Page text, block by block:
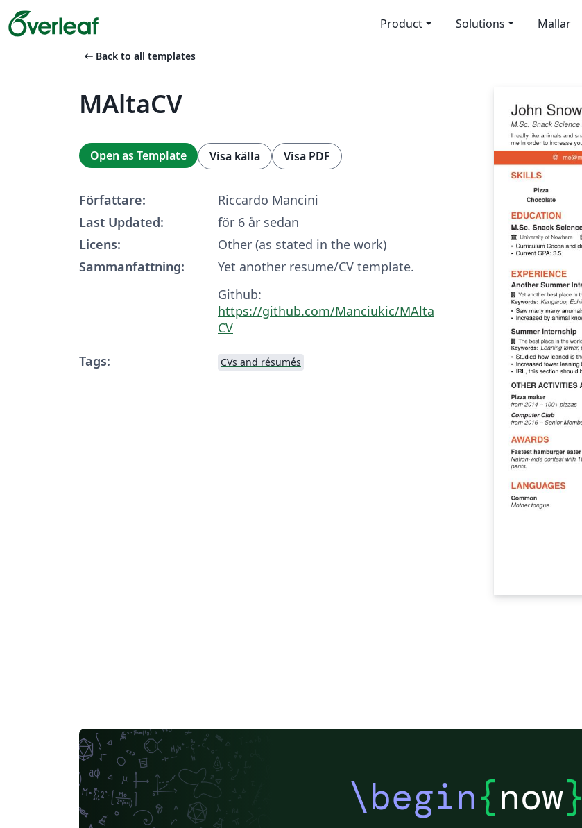
Product Solutions Mallar
arrow_left_alt Back to all templates
MAltaCV
Open as Template Visa källa Visa PDF
Författare:
Riccardo Mancini
Last Updated:
för 6 år sedan
Licens:
Other (as stated in the work)
Sammanfattning:
Yet another resume/CV template.
Github:
https://github.com/Manciukic/MAlta
CV
Tags:
CVs and résumés
\begin{now}